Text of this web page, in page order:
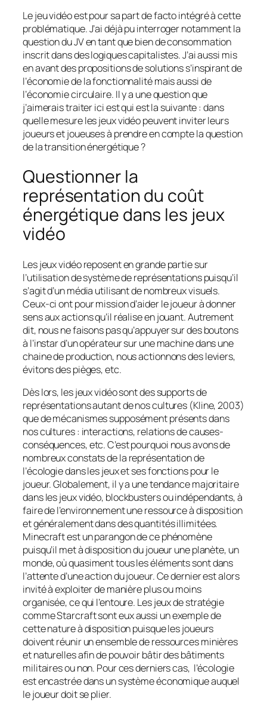
Le jeu vidéo est pour sa partde factointégré à cette
problématique. J’ai déjà pu interroger notamment la
question du JV en tant que bien de consommation
inscrit dans des logiques capitalistes. J’ai aussi mis
en avant des propositions de solutions s’inspirant de
l’économie de la fonctionnalité mais aussi de
l’économie circulaire. Il y a une question que
j’aimerais traiter ici est qui est la suivante : dans
quelle mesure les jeux vidéo peuvent inviter leurs
joueurs et joueuses à prendre en compte la question
de la transition énergétique ?
Questionner la
représentation du coût
énergétique dans les jeux
vidéo
Les jeux vidéo reposent en grande partie sur
l’utilisation de système de représentations puisqu’il
s’agit d’un média utilisant de nombreux visuels.
Ceux-ci ont pour mission d’aider le joueur à donner
sens aux actions qu’il réaliseen jouant. Autrement
dit, nous ne faisons pas qu’appuyer sur des boutons
à l’instar d’un opérateur sur une machine dans une
chaine de production, nous actionnons des leviers,
évitons des pièges, etc.
Dès lors, les jeux vidéo sont des supports de
représentations autant de nos cultures (Kline, 2003)
que de mécanismes supposément présents dans
nos cultures : interactions, relations de causes-
conséquences, etc. C’est pourquoi nous avons de
nombreux constats de la représentation de
l’écologie dans les jeux et ses fonctions pour le
joueur. Globalement, il y a une tendance majoritaire
dans les jeux vidéo, blockbustersou indépendants, à
faire de l’environnement une ressource à disposition
et généralement dans des quantités illimitées.
Minecraftest un parangon de ce phénomène
puisqu’il met à disposition du joueur une planète, un
monde, où quasiment tous les éléments sont dans
l’attente d’une action du joueur. Ce dernier est alors
invité à exploiter de manière plus ou moins
organisée, ce qui l’entoure. Les jeux de stratégie
commeStarcraftsont eux aussi un exemple de
cette nature à disposition puisque les joueurs
doivent réunir un ensemble de ressources minières
et naturelles afin de pouvoir bâtir des bâtiments
militaires ou non. Pour ces derniers cas, l’écologie
est encastrée dans un système économique auquel
le joueur doit se plier.